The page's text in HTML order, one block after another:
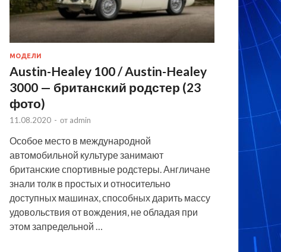
МОДЕЛИ
Austin-Healey 100 / Austin-Healey
3000 — британский родстер (23
фото)
11.08.2020 - от admin
Особое место в международной
автомобильной культуре занимают
британские спортивные родстеры. Англичане
знали толк в простых и относительно
доступных машинах, способных дарить массу
удовольствия от вождения, не обладая при
этом запредельной …